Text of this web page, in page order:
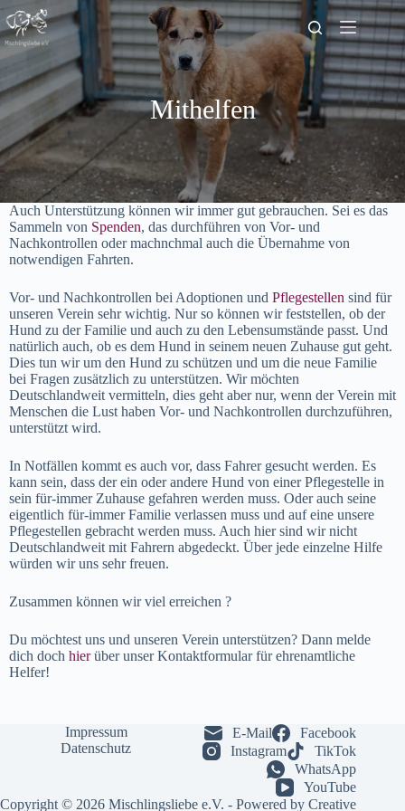
Zum
Inhalt
springen
Mithelfen
Auch Unterstützung können wir immer gut gebrauchen. Sei es das
Sammeln von Spenden, das durchführen von Vor- und
Nachkontrollen oder machnchmal auch die Übernahme von
notwendigen Fahrten.
Vor- und Nachkontrollen bei Adoptionen und Pflegestellen sind für
unseren Verein sehr wichtig. Nur so können wir feststellen, ob der
Hund zu der Familie und auch zu den Lebensumstände passt. Und
natürlich auch, ob es dem Hund in seinem neuen Zuhause gut geht.
Dies tun wir um den Hund zu schützen und um die neue Familie
bei Fragen zusätzlich zu unterstützen. Wir möchten
Deutschlandweit vermitteln, dies geht aber nur, wenn der Verein mit
Menschen die Lust haben Vor- und Nachkontrollen durchzuführen,
unterstützt wird.
In Notfällen kommt es auch vor, dass Fahrer gesucht werden. Es
kann sein, dass der ein oder andere Hund von einer Pflegestelle in
sein für-immer Zuhause gefahren werden muss. Oder auch seine
eigentlich für-immer Familie verlassen muss und auf eine unsere
Pflegestellen gebracht werden muss. Auch hier sind wir nicht
Deutschlandweit mit Fahrern abgedeckt. Über jede einzelne Hilfe
würden wir uns sehr freuen.
Zusammen können wir viel erreichen ?
Du möchtest uns und unseren Verein unterstützen? Dann melde
dich doch hierüber unser Kontaktformular für ehrenamtliche
Helfer!
Impressum
Datenschutz
E-Mail
Facebook
Instagram
TikTok
WhatsApp
YouTube
Copyright © 2026 Mischlingsliebe e.V. - Powered by Creative